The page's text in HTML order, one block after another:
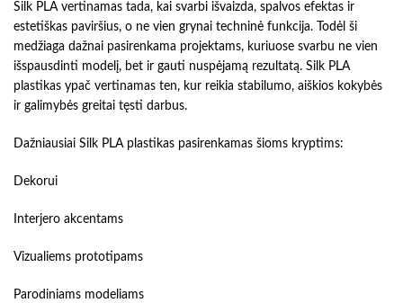
Silk PLA vertinamas tada, kai svarbi išvaizda, spalvos efektas ir
estetiškas paviršius, o ne vien grynai techninė funkcija. Todėl ši
medžiaga dažnai pasirenkama projektams, kuriuose svarbu ne vien
išspausdinti modelį, bet ir gauti nuspėjamą rezultatą. Silk PLA
plastikas ypač vertinamas ten, kur reikia stabilumo, aiškios kokybės
ir galimybės greitai tęsti darbus.
Dažniausiai Silk PLA plastikas pasirenkamas šioms kryptims:
Dekorui
Interjero akcentams
Vizualiems prototipams
Parodiniams modeliams